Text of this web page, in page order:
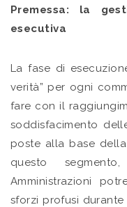
Premessa: la
esecutiva
La fase di
verità” per ogni
fare con il
soddisfacimento
poste alla base della
questo
Amministrazioni
sforzi profusi